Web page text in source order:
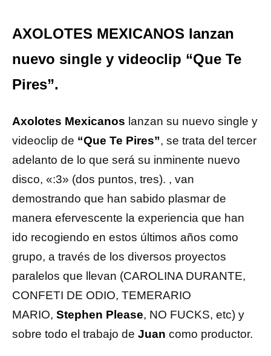
AXOLOTES MEXICANOS lanzan
nuevo single y videoclip “Que Te
Pires”.
Axolotes Mexicanos lanzan su nuevo single y
videoclip de “Que Te Pires”, se trata del tercer
adelanto de lo que será su inminente nuevo
disco, «:3» (dos puntos, tres). , van
demostrando que han sabido plasmar de
manera efervescente la experiencia que han
ido recogiendo en estos últimos años como
grupo, a través de los diversos proyectos
paralelos que llevan (CAROLINA DURANTE,
CONFETI DE ODIO, TEMERARIO
MARIO, Stephen Please, NO FUCKS, etc) y
sobre todo el trabajo de Juan como productor.